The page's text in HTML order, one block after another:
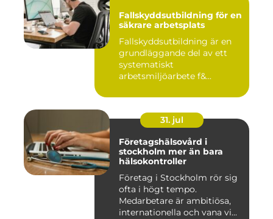
Fallskyddsutbildning för en
säkrare arbetsplats
Fallskyddsutbildning är en
grundläggande del av ett
systematiskt
arbetsmiljöarbete f&...
31. jul
Företagshälsovård i
stockholm mer än bara
hälsokontroller
Företag i Stockholm rör sig
ofta i högt tempo.
Medarbetare är ambitiösa,
internationella och vana vi...